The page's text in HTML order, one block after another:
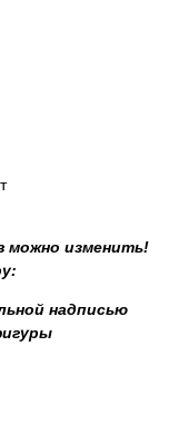
можно изменить!
надписью